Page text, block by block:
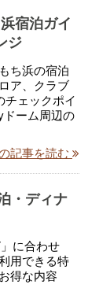
宿泊ガイ
ジ
ち浜の宿泊
ア、クラブ
チェックポイ
ドーム周辺の
記事を読む
・ディナ
に合わせ
用できる特
得な内容